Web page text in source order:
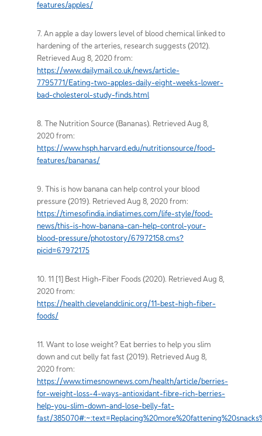
features/apples/
7. An apple a day lowers level of blood chemical linked to
hardening of the arteries, research suggests (2012).
Retrieved Aug 8, 2020 from:
https://www.dailymail.co.uk/news/article-
7795771/Eating-two-apples-daily-eight-weeks-lower-
bad-cholesterol-study-finds.html
8. The Nutrition Source (Bananas). Retrieved Aug 8,
2020 from:
https://www.hsph.harvard.edu/nutritionsource/food-
features/bananas/
9. This is how banana can help control your blood
pressure (2019). Retrieved Aug 8, 2020 from:
https://timesofindia.indiatimes.com/life-style/food-
news/this-is-how-banana-can-help-control-your-
blood-pressure/photostory/67972158.cms?
picid=67972175
10. 11 [1] Best High-Fiber Foods (2020). Retrieved Aug 8,
2020 from:
https://health.clevelandclinic.org/11-best-high-fiber-
foods/
11. Want to lose weight? Eat berries to help you slim
down and cut belly fat fast (2019). Retrieved Aug 8,
2020 from:
https://www.timesnownews.com/health/article/berries-
for-weight-loss-4-ways-antioxidant-fibre-rich-berries-
help-you-slim-down-and-lose-belly-fat-
fast/